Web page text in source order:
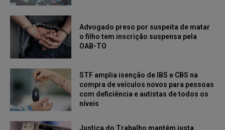
Advogado preso por suspeita de matar
o filho tem inscrição suspensa pela
OAB-TO
STF amplia isenção de IBS e CBS na
compra de veículos novos para pessoas
com deficiência e autistas de todos os
níveis
Justiça do Trabalho mantém justa